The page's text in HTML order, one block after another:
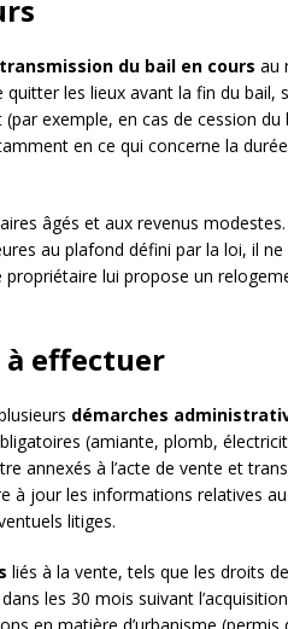
transmission du bail en cours au
les lieux avant la fin du bail,
exemple, en cas de cession du
en ce qui concerne la
âgés et aux revenus modestes.
au plafond défini par la loi, il
propriétaire lui propose un
à effectuer
démarches
(amiante, plomb,
annexés à l’acte de vente et
à jour les informations relatives
litiges.
liés à la vente, tels que les droits
les 30 mois suivant